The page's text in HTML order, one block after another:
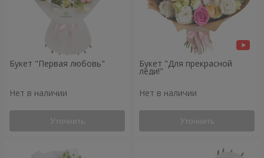
Букет "Первая любовь"
Нет в наличии
Уточнить
Букет "Для прекрасной
леди!"
Нет в наличии
Уточнить